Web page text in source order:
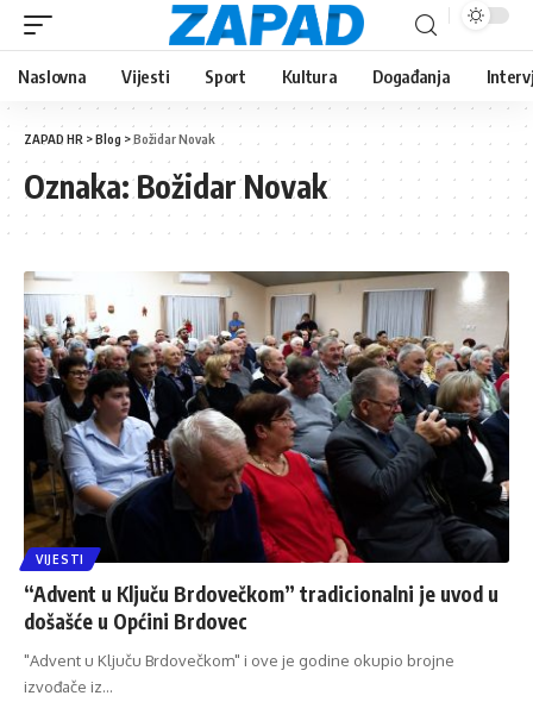
Naslovna Vijesti Sport Kultura Događanja
ZAPAD HR >Blog >Božidar Novak
Oznaka:Božidar Novak
VIJESTI
“Advent u Ključu Brdovečkom” tradicionalni je uvod u
došašće u Općini Brdovec
"Advent u Ključu Brdovečkom" i ove je godine okupio brojne
izvođače iz…